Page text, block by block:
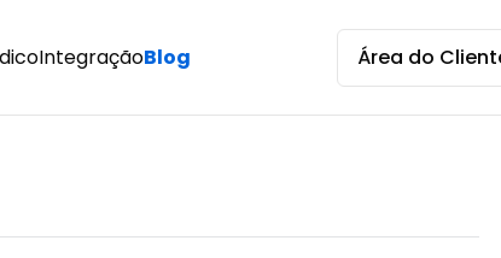
IntegraçãoBlog Área do